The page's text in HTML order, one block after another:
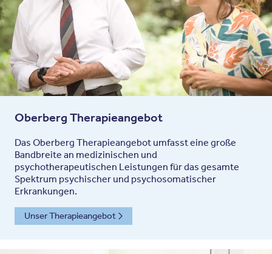
Oberberg Therapieangebot
Das Oberberg Therapieangebot umfasst eine große
Bandbreite an medizinischen und
psychotherapeutischen Leistungen für das gesamte
Spektrum psychischer und psychosomatischer
Erkrankungen.
Unser Therapieangebot